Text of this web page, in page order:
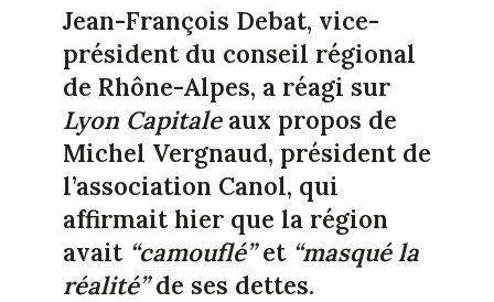
Jean-François Debat, vice-
président du conseil régional
de Rhône-Alpes, a réagi sur
Lyon Capitaleaux propos de
Michel Vergnaud, président de
l’association Canol, qui
affirmait hier que la région
avait “camouflé”et “masqué la
réalité”de ses dettes.